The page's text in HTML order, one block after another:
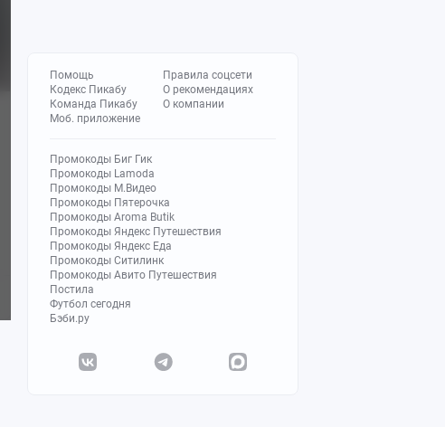
Помощь
Кодекс Пикабу
Команда Пикабу
Моб. приложение
Правила соцсети
О рекомендациях
О компании
Промокоды Биг Гик
Промокоды Lamoda
Промокоды М.Видео
Промокоды Пятерочка
Промокоды Aroma Butik
Промокоды Яндекс Путешествия
Промокоды Яндекс Еда
Промокоды Ситилинк
Промокоды Авито Путешествия
Постила
Футбол сегодня
Бэби.ру